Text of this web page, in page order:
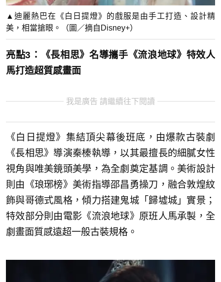
▲迪麗熱巴在《白日提燈》的戲服是由手工打造、設計精
美，相當搶眼。（圖／摘自Disney+）
亮點3：《長相思》名導攜手《流浪地球》特效人
馬打造超質感畫面
我是廣告 請繼續往下閱讀
《白日提燈》集結頂尖幕後班底，由爆款古裝劇
《長相思》導演秦榛執導，以其最擅長的細膩女性
視角與唯美鏡頭美學，為全劇奠定基調。美術設計
則由《琅琊榜》美術指導邵昌勇操刀，融合敦煌紋
飾與哥德式風格，傾力搭建鬼城「歸墟城」實景；
特效部分則由電影《流浪地球》原班人馬承製，全
劇畫面質感遠超一般古裝規格。